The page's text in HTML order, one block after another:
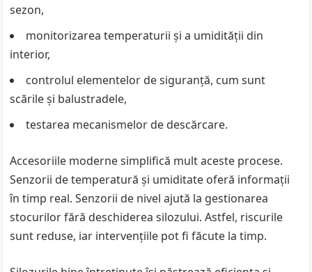
sezon,
monitorizarea temperaturii și a umidității din
interior,
controlul elementelor de siguranță, cum sunt
scările și balustradele,
testarea mecanismelor de descărcare.
Accesoriile moderne simplifică mult aceste procese.
Senzorii de temperatură și umiditate oferă informații
în timp real. Senzorii de nivel ajută la gestionarea
stocurilor fără deschiderea silozului. Astfel, riscurile
sunt reduse, iar intervențiile pot fi făcute la timp.